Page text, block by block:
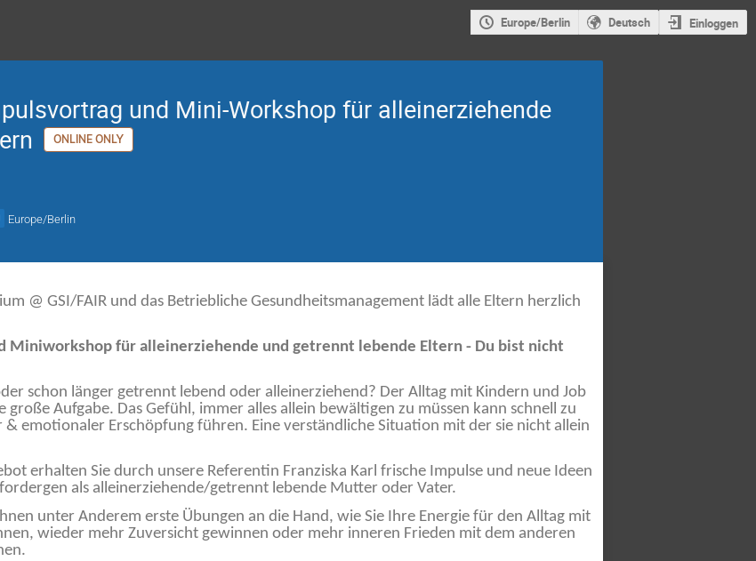
Europe/Berlin Deutsch Einloggen
und Mini-Workshop für alleinerziehende
ONLINE ONLY
Europe/Berlin
@ GSI/FAIR und das Betriebliche Gesundheitsmanagement lädt alle Eltern herzlich
Miniworkshop für alleinerziehende und getrennt lebende Eltern - Du bist nicht
schon länger getrennt lebend oder alleinerziehend? Der Alltag mit Kindern und Job
große Aufgabe. Das Gefühl, immer alles allein bewältigen zu müssen kann schnell zu
emotionaler Erschöpfung führen. Eine verständliche Situation mit der sie nicht allein
erhalten Sie durch unsere Referentin Franziska Karl frische Impulse und neue Ideen
als alleinerziehende/getrennt lebende Mutter oder Vater.
unter Anderem erste Übungen an die Hand, wie Sie Ihre Energie für den Alltag mit
wieder mehr Zuversicht gewinnen oder mehr inneren Frieden mit dem anderen